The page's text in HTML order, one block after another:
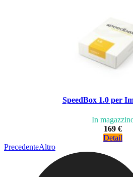
SpeedBox 1.0 per
In
169 €
Detail
PrecedenteAltro